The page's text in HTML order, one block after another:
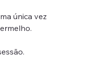
única vez